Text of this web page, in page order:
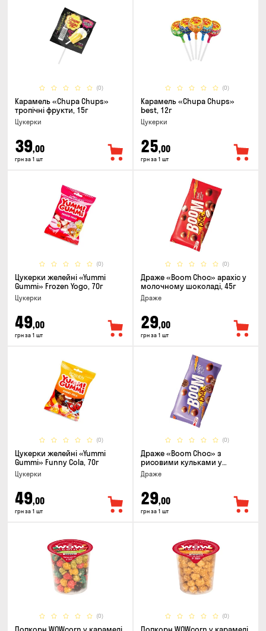
(0)
Карамель «Chupa Chups»
тропічні фрукти, 15г
Цукерки
39,00
грн за 1 шт
(0)
Карамель «Chupa Chups»
best, 12г
Цукерки
25,00
грн за 1 шт
(0)
Цукерки желейнi «Yummi
Gummi» Frozen Yogo, 70г
Цукерки
49,00
грн за 1 шт
(0)
Драже «Boom Choc» арахіс у
молочному шоколаді, 45г
Драже
29,00
грн за 1 шт
(0)
Цукерки желейнi «Yummi
Gummi» Funny Cola, 70г
Цукерки
49,00
грн за 1 шт
(0)
Драже «Boom Choc» з
рисовими кульками у
молочному шоколаді, 30г
Драже
29,00
грн за 1 шт
(0) (0)